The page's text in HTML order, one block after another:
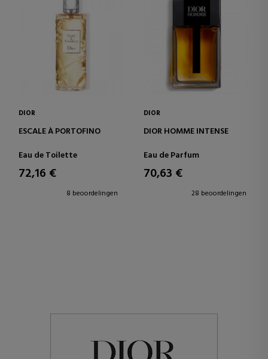
DIOR
ESCALE À PORTOFINO
Eau de Toilette
72,16 €
8 beoordelingen
DIOR
DIOR HOMME INTENSE
Eau de Parfum
70,63 €
28 beoordelingen